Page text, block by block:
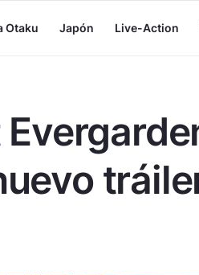
Otaku Japón Live-Action